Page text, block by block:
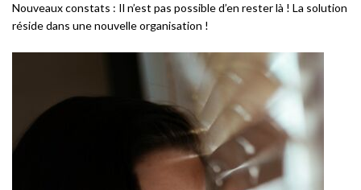
Nouveaux constats : Il n’est pas possible d’en rester là ! La solution
réside dans une nouvelle organisation !